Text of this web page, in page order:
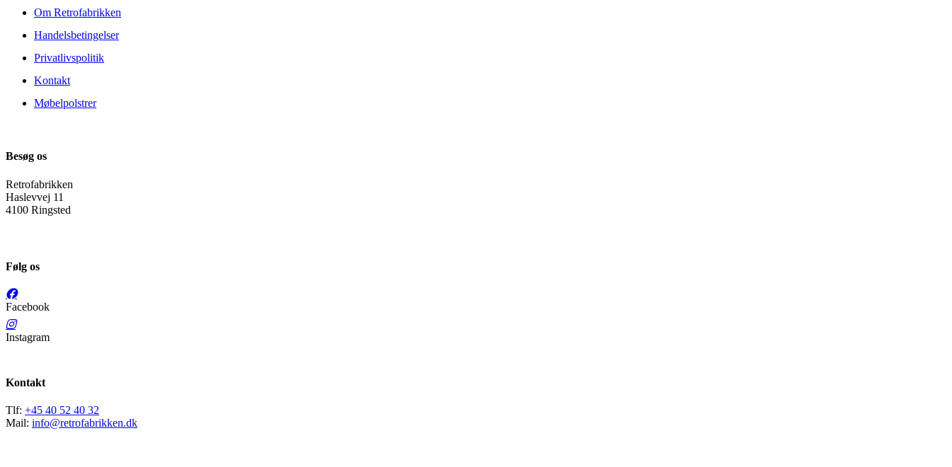
Om Retrofabrikken
Handelsbetingelser
Privatlivspolitik
Kontakt
Møbelpolstrer
Besøg os
Retrofabrikken
Haslevvej 11
4100 Ringsted
Følg os
Facebook
Instagram
Kontakt
Tlf: +45 40 52 40 32
Mail: info@retrofabrikken.dk